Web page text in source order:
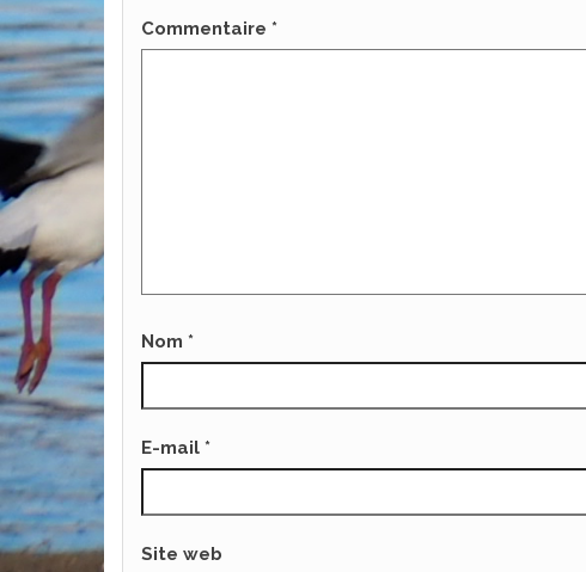
Commentaire *
Nom *
E-mail *
Site web